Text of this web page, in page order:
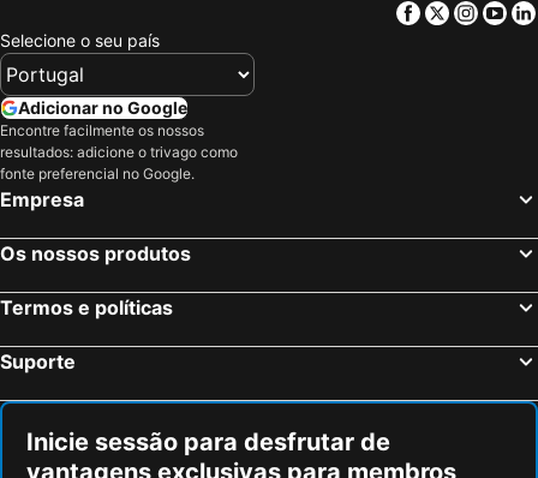
Facebook
Twitter
Selecione o seu país
Adicionar no Google
Encontre facilmente os nossos
resultados: adicione o trivago como
fonte preferencial no Google.
Empresa
Os nossos produtos
Termos e políticas
Suporte
Inicie sessão para desfrutar de